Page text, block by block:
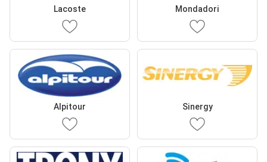
Lacoste Mondadori
Alpitour Sinergy